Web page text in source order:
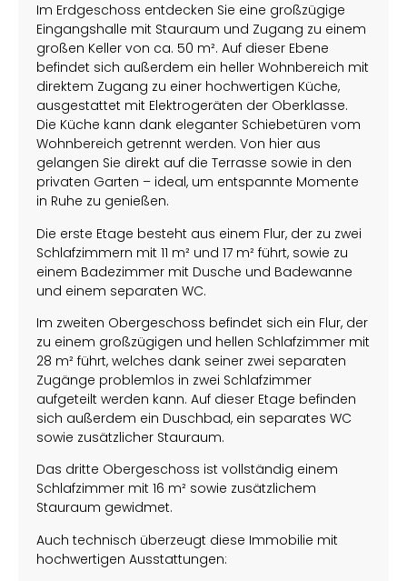
Im Erdgeschoss entdecken Sie eine großzügige
Eingangshalle mit Stauraum und Zugang zu einem
großen Keller von ca. 50 m². Auf dieser Ebene
befindet sich außerdem ein heller Wohnbereich mit
direktem Zugang zu einer hochwertigen Küche,
ausgestattet mit Elektrogeräten der Oberklasse.
Die Küche kann dank eleganter Schiebetüren vom
Wohnbereich getrennt werden. Von hier aus
gelangen Sie direkt auf die Terrasse sowie in den
privaten Garten – ideal, um entspannte Momente
in Ruhe zu genießen.
Die erste Etage besteht aus einem Flur, der zu zwei
Schlafzimmern mit 11 m² und 17 m² führt, sowie zu
einem Badezimmer mit Dusche und Badewanne
und einem separaten WC.
Im zweiten Obergeschoss befindet sich ein Flur, der
zu einem großzügigen und hellen Schlafzimmer mit
28 m² führt, welches dank seiner zwei separaten
Zugänge problemlos in zwei Schlafzimmer
aufgeteilt werden kann. Auf dieser Etage befinden
sich außerdem ein Duschbad, ein separates WC
sowie zusätzlicher Stauraum.
Das dritte Obergeschoss ist vollständig einem
Schlafzimmer mit 16 m² sowie zusätzlichem
Stauraum gewidmet.
Auch technisch überzeugt diese Immobilie mit
hochwertigen Ausstattungen: